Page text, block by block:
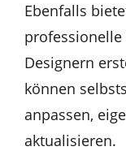
Ebenfalls
professionelle
Designern
können
anpassen,
aktualisieren.